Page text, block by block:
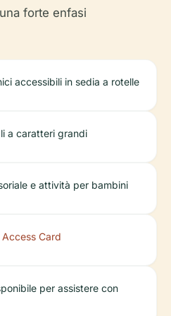
forte enfasi
accessibili in sedia a rotelle
a caratteri grandi
e attività per bambini
Access Card
per assistere con